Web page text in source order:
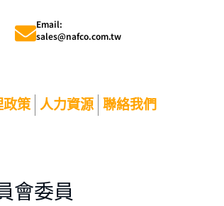
Email:
sales@nafco.com.tw
政策 人力資源 聯絡我們
會委員